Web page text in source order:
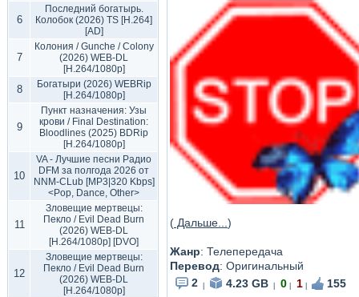
6
Последний богатырь.
Колобок (2026) TS [H.264]
[AD]
7
Колония / Gunche / Colony
(2026) WEB-DL
[H.264/1080p]
8
Богатыри (2026) WEBRip
[H.264/1080p]
9
Пункт назначения: Узы
крови / Final Destination:
Bloodlines (2025) BDRip
[H.264/1080p]
10
VA - Лучшие песни Радио
DFM за полгода 2026 от
NNM-CLub [MP3|320 Kbps]
<Pop, Dance, Other>
11
Зловещие мертвецы:
Пекло / Evil Dead Burn
(2026) WEB-DL
[H.264/1080p] [DVO]
12
Зловещие мертвецы:
Пекло / Evil Dead Burn
(2026) WEB-DL
[H.264/1080p]
( Дальше... )
Жанр: Телепередача
Перевод: Оригинальный
2
4.23 GB 0 1 155